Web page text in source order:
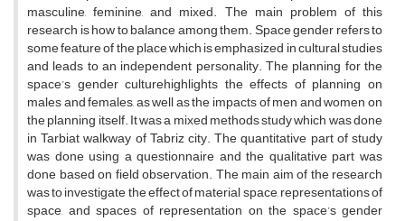
masculine, feminine, and mixed. The main problem of this
research is how to balance among them. Space gender refers to
some feature of the place which is emphasized in cultural studies
and leads to an independent personality. The planning for the
space’s gender culturehighlights the effects of planning on
males and females, as well as the impacts of men and women on
the planning itself. It was a mixed methods study which was done
in Tarbiat walkway of Tabriz city. The quantitative part of study
was done using a questionnaire and the qualitative part was
done based on field observation. The main aim of the research
was to investigate the effect of material space, representations of
space, and spaces of representation on the space’s gender